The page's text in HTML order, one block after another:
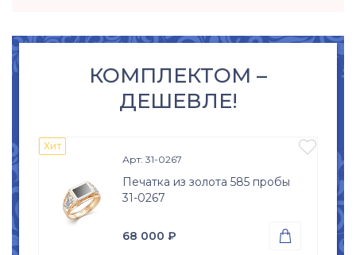
КОМПЛЕКТОМ –
ДЕШЕВЛЕ!
Хит 
Арт: 31-0267
Печатка из золота 585 пробы
31-0267
68 000 ₽ 